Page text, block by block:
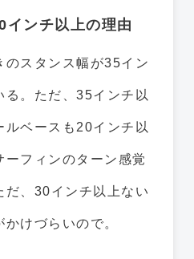
インチ以上の理由
のスタンス幅が35イン
る。ただ、35インチ以
ルベースも20インチ以
ーフィンのターン感覚
だ、30インチ以上ない
けづらいので。